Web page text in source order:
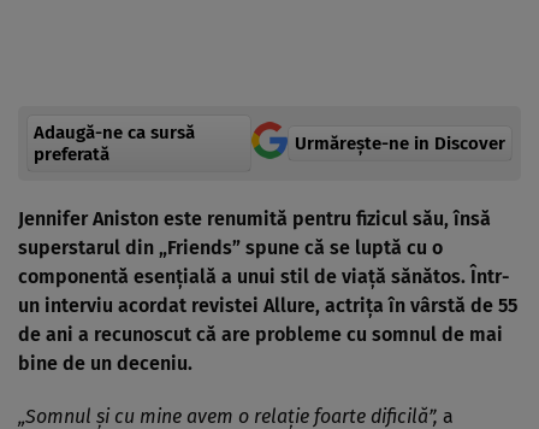
Adaugă-ne ca sursă
preferată
Urmărește-ne in Discover
Jennifer Aniston este renumită pentru fizicul său, însă
superstarul din „Friends” spune că se luptă cu o
componentă esențială a unui stil de viață sănătos. Într-
un interviu acordat revistei Allure, actrița în vârstă de 55
de ani a recunoscut că are probleme cu somnul de mai
bine de un deceniu.
„Somnul și cu mine avem o relație foarte dificilă”, a